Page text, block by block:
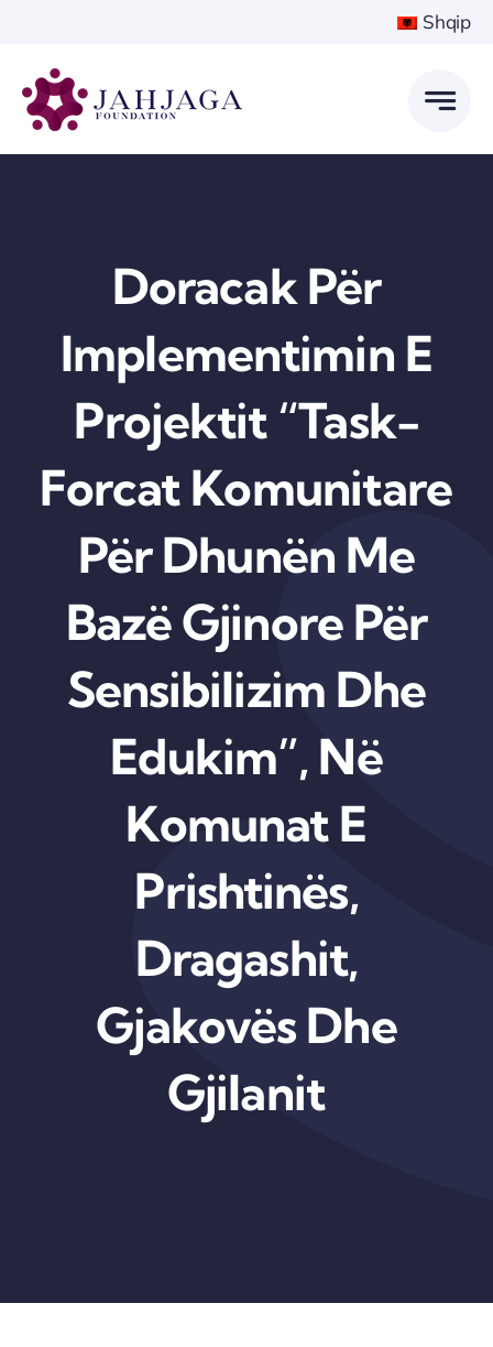
content
Shqip
Doracak Për
Implementimin E
Projektit “Task-
Forcat Komunitare
Për Dhunën Me
Bazë Gjinore Për
Sensibilizim Dhe
Edukim”, Në
Komunat E
Prishtinës,
Dragashit,
Gjakovës Dhe
Gjilanit